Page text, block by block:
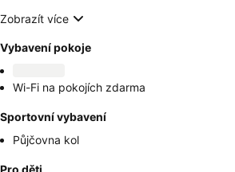
Zobrazít více
Vybavení pokoje
Wi-Fi na pokojích zdarma
Sportovní vybavení
Půjčovna kol
Pro děti